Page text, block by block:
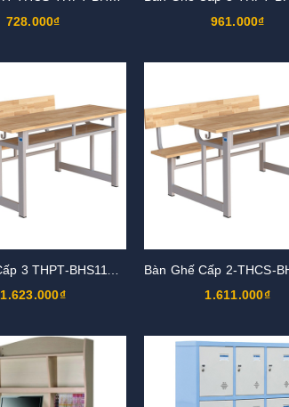
728.000₫
961.000₫
1.623.000₫
1.611.000₫